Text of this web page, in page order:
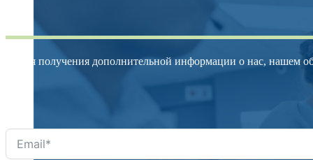
Для получения дополнительной информации о нас, нашем